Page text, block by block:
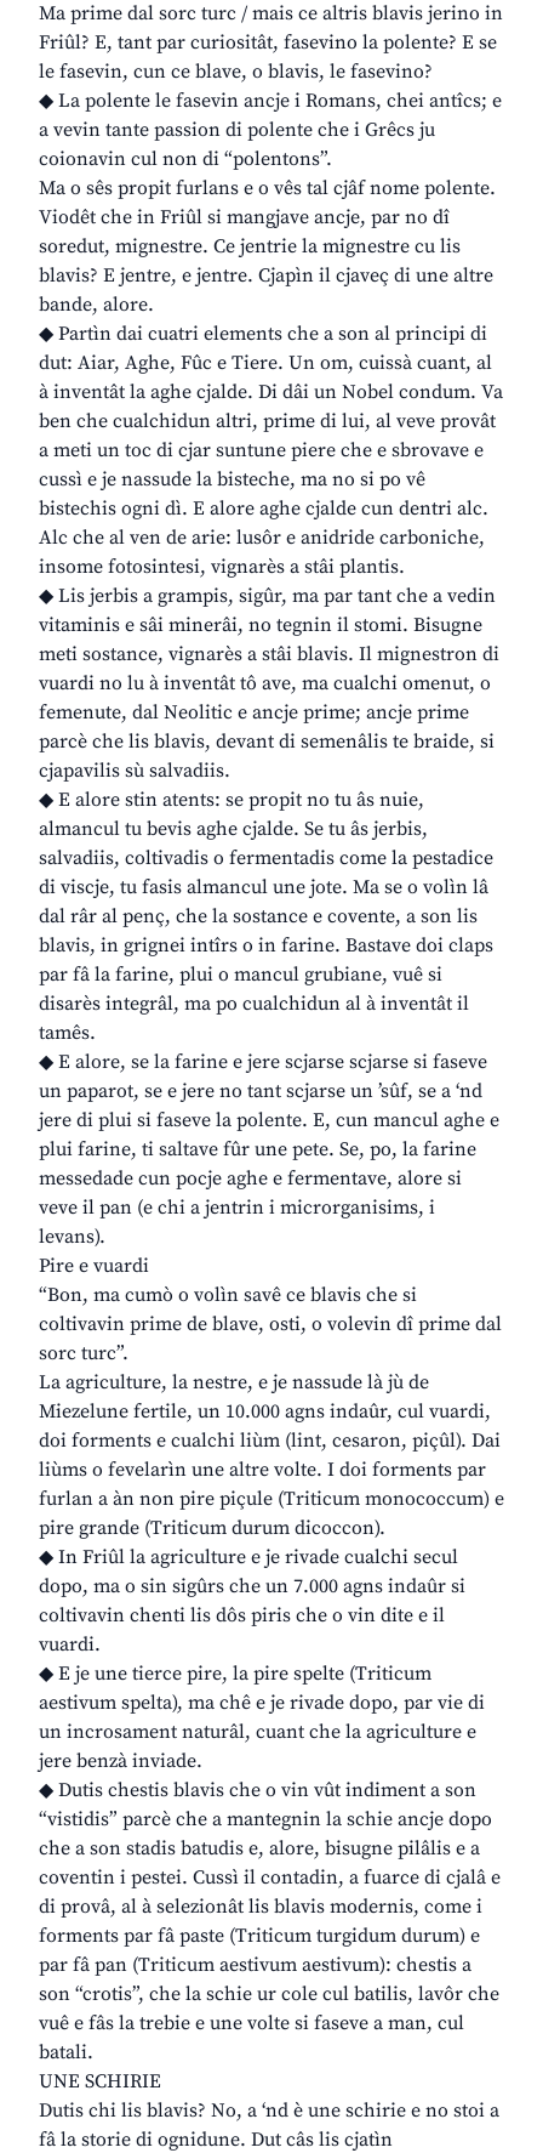
Ma prime dal sorc turc / mais ce altris blavis jerino in
Friûl? E, tant par curiositât, fasevino la polente? E se
le fasevin, cun ce blave, o blavis, le fasevino?
◆ La polente le fasevin ancje i Romans, chei antîcs; e
a vevin tante passion di polente che i Grêcs ju
coionavin cul non di “polentons”.
Ma o sês propit furlans e o vês tal cjâf nome polente.
Viodêt che in Friûl si mangjave ancje, par no dî
soredut, mignestre. Ce jentrie la mignestre cu lis
blavis? E jentre, e jentre. Cjapìn il cjaveç di une altre
bande, alore.
◆ Partìn dai cuatri elements che a son al principi di
dut: Aiar, Aghe, Fûc e Tiere. Un om, cuissà cuant, al
à inventât la aghe cjalde. Di dâi un Nobel condum. Va
ben che cualchidun altri, prime di lui, al veve provât
a meti un toc di cjar suntune piere che e sbrovave e
cussì e je nassude la bisteche, ma no si po vê
bistechis ogni dì. E alore aghe cjalde cun dentri alc.
Alc che al ven de arie: lusôr e anidride carboniche,
insome fotosintesi, vignarès a stâi plantis.
◆ Lis jerbis a grampis, sigûr, ma par tant che a vedin
vitaminis e sâi minerâi, no tegnin il stomi. Bisugne
meti sostance, vignarès a stâi blavis. Il mignestron di
vuardi no lu à inventât tô ave, ma cualchi omenut, o
femenute, dal Neolitic e ancje prime; ancje prime
parcè che lis blavis, devant di semenâlis te braide, si
cjapavilis sù salvadiis.
◆ E alore stin atents: se propit no tu âs nuie,
almancul tu bevis aghe cjalde. Se tu âs jerbis,
salvadiis, coltivadis o fermentadis come la pestadice
di viscje, tu fasis almancul une jote. Ma se o volìn lâ
dal râr al penç, che la sostance e covente, a son lis
blavis, in grignei intîrs o in farine. Bastave doi claps
par fâ la farine, plui o mancul grubiane, vuê si
disarès integrâl, ma po cualchidun al à inventât il
tamês.
◆ E alore, se la farine e jere scjarse scjarse si faseve
un paparot, se e jere no tant scjarse un ’sûf, se a ‘nd
jere di plui si faseve la polente. E, cun mancul aghe e
plui farine, ti saltave fûr une pete. Se, po, la farine
messedade cun pocje aghe e fermentave, alore si
veve il pan (e chi a jentrin i microrganisims, i
levans).
Pire e vuardi
“Bon, ma cumò o volìn savê ce blavis che si
coltivavin prime de blave, osti, o volevin dî prime dal
sorc turc”.
La agriculture, la nestre, e je nassude là jù de
Miezelune fertile, un 10.000 agns indaûr, cul vuardi,
doi forments e cualchi liùm (lint, cesaron, piçûl). Dai
liùms o fevelarìn une altre volte. I doi forments par
furlan a àn non pire piçule (Triticum monococcum) e
pire grande (Triticum durum dicoccon).
◆ In Friûl la agriculture e je rivade cualchi secul
dopo, ma o sin sigûrs che un 7.000 agns indaûr si
coltivavin chenti lis dôs piris che o vin dite e il
vuardi.
◆ E je une tierce pire, la pire spelte (Triticum
aestivum spelta), ma chê e je rivade dopo, par vie di
un incrosament naturâl, cuant che la agriculture e
jere benzà inviade.
◆ Dutis chestis blavis che o vin vût indiment a son
“vistidis” parcè che a mantegnin la schie ancje dopo
che a son stadis batudis e, alore, bisugne pilâlis e a
coventin i pestei. Cussì il contadin, a fuarce di cjalâ e
di provâ, al à selezionât lis blavis modernis, come i
forments par fâ paste (Triticum turgidum durum) e
par fâ pan (Triticum aestivum aestivum): chestis a
son “crotis”, che la schie ur cole cul batilis, lavôr che
vuê e fâs la trebie e une volte si faseve a man, cul
batali.
UNE SCHIRIE
Dutis chi lis blavis? No, a ‘nd è une schirie e no stoi a
fâ la storie di ognidune. Dut câs lis cjatìn